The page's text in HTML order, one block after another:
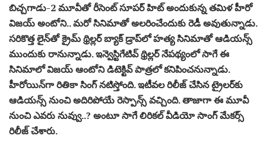
బిచ్చగాడు-2 మూవీతో రీసెంట్‌ సూపర్ హిట్ అందుకున్న తమిళ హీరో
విజయ్ అంటోని.. మరో సినిమాతో అలరించేందుకు రెడీ అవుతున్నాడు.
సరికొత్త లైన్‌తో క్రైమ్ థ్రిల్లర్ బ్యాక్‌ డ్రాప్‌లో హత్య సినిమాతో ఆడియన్స్
ముందుకు రానున్నాడు. ఇన్వెస్టిగేటివ్ థ్రిల్లర్‌ నేపథ్యంలో సాగే ఈ
సినిమాలో విజయ్ ఆంటోని డిటెక్టివ్ పాత్రలో కనిపించనున్నాడు.
హీరోయిన్‌గా రితికా సింగ్ నటిస్తోంది. ఇటీవల రిలీజ్ చేసిన ట్రైలర్‌కు
ఆడియన్స్ నుంచి అదిరిపోయే రెస్పాన్స్ వచ్చింది. తాజాగా ఈ మూవీ
నుంచి ఎవరు నువ్వు..? అంటూ సాగే లిరికల్ వీడియో సాంగ్‌ మేకర్స్
రిలీజ్ చేశారు.